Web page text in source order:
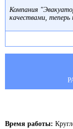
Компания
качествами, теперь
Время работы: